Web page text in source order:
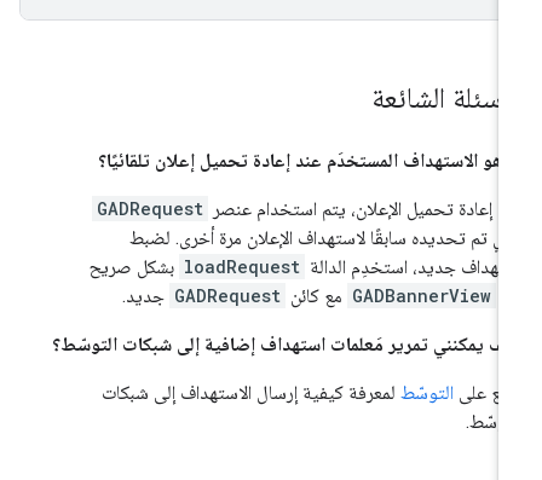
الشائعة
هو الاستهداف المستخدَم عند إعادة تحميل إعلان تلقائيًا؟
إعادة تحميل الإعلان، يتم استخدام عنصر GADRequest
تم تحديده سابقًا لاستهداف الإعلان مرة أخرى. لضبط
جديد، استخدِم الدالة loadRequest بشكل صريح
GADBannerView مع كائن GADRequest جديد.
يمكنني تمرير مَعلمات استهداف إضافية إلى شبكات التوسّط؟
علىالتوسّطلمعرفة كيفية إرسال الاستهداف إلى شبكات